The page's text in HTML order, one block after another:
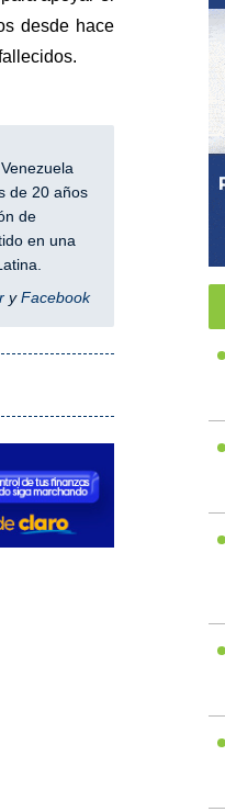
desde hace
de 20 años
de
en una
yFacebook